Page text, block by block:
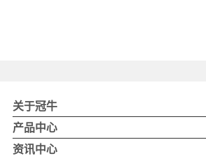
关于冠牛
关于冠牛
冠牛品牌
产品中心
冠牛木门
资讯中心